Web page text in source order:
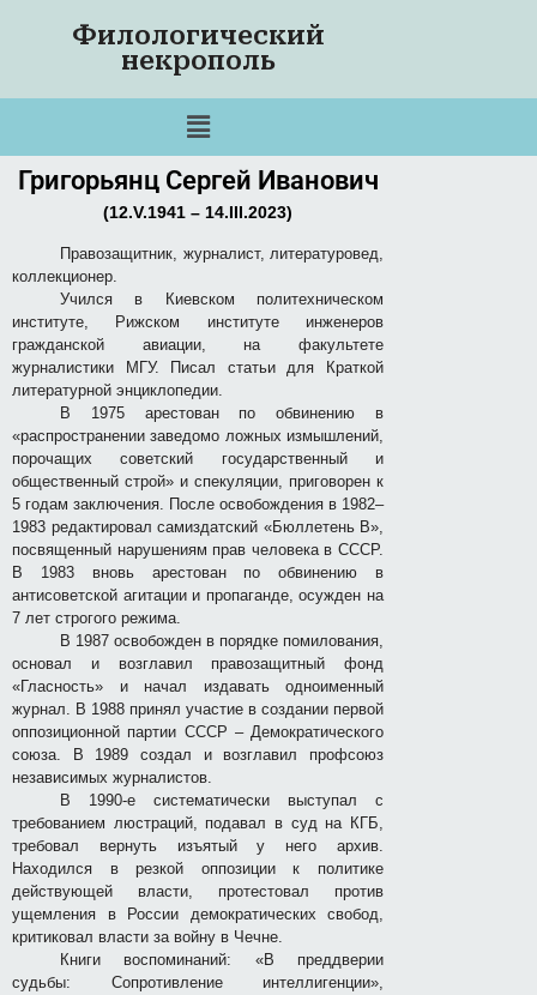
Филологический
некрополь
Григорьянц Сергей Иванович
(12.V.1941 – 14.III.2023)
Правозащитник, журналист, литературовед,
коллекционер.
Учился в Киевском политехническом
институте, Рижском институте инженеров
гражданской авиации, на факультете
журналистики МГУ. Писал статьи для Краткой
литературной энциклопедии.
В 1975 арестован по обвинению в
«распространении заведомо ложных измышлений,
порочащих советский государственный и
общественный строй» и спекуляции, приговорен к
5 годам заключения. После освобождения в 1982–
1983 редактировал самиздатский «Бюллетень В»,
посвященный нарушениям прав человека в СССР.
В 1983 вновь арестован по обвинению в
антисоветской агитации и пропаганде, осужден на
7 лет строгого режима.
В 1987 освобожден в порядке помилования,
основал и возглавил правозащитный фонд
«Гласность» и начал издавать одноименный
журнал. В 1988 принял участие в создании первой
оппозиционной партии СССР – Демократического
союза. В 1989 создал и возглавил профсоюз
независимых журналистов.
В 1990-е систематически выступал с
требованием люстраций, подавал в суд на КГБ,
требовал вернуть изъятый у него архив.
Находился в резкой оппозиции к политике
действующей власти, протестовал против
ущемления в России демократических свобод,
критиковал власти за войну в Чечне.
Книги воспоминаний: «В преддверии
судьбы: Сопротивление интеллигенции»,